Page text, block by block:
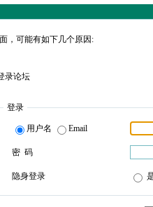
，可能有如下几个原因:
录论坛
登录
用户名 Email
密 码
隐身登录